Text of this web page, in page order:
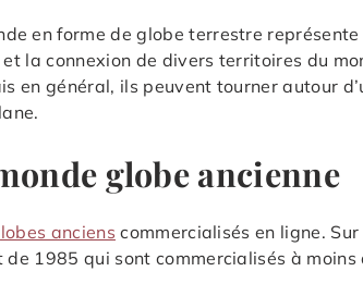
en forme de globe terrestre
la connexion de divers territoires du
en général, ils peuvent tourner autour
globe ancienne
anciens commercialisés en ligne.
1985 qui sont commercialisés à moins